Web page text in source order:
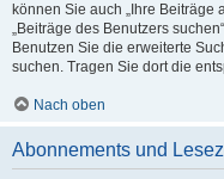
können Sie auch „Ihre
„Beiträge des Benutzers
Benutzen Sie die erweiterte
suchen. Tragen Sie dort die
Nach oben
Abonnements und